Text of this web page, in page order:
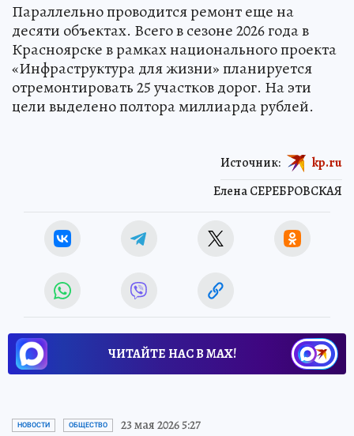
Параллельно проводится ремонт еще на
десяти объектах. Всего в сезоне 2026 года в
Красноярске в рамках национального проекта
«Инфраструктура для жизни» планируется
отремонтировать 25 участков дорог. На эти
цели выделено полтора миллиарда рублей.
Елена СЕРЕБРОВСКАЯ
Источник: kp.ru
ЧИТАЙТЕ НАС В МАХ!
НОВОСТИ ОБЩЕСТВО 23 мая 2026 5:27